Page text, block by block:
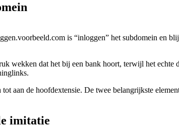
is “inloggen” het subdomein en
wekken dat het bij een bank hoort, terwijl het
aan de hoofdextensie. De twee belangrijkste
imitatie